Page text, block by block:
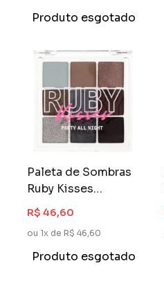
Produto esgotado
Paleta de Sombras
Ruby Kisses
Memories
Collection Party All
Night
R$ 46,60
ou 1x de R$ 46,60
Produto esgotado